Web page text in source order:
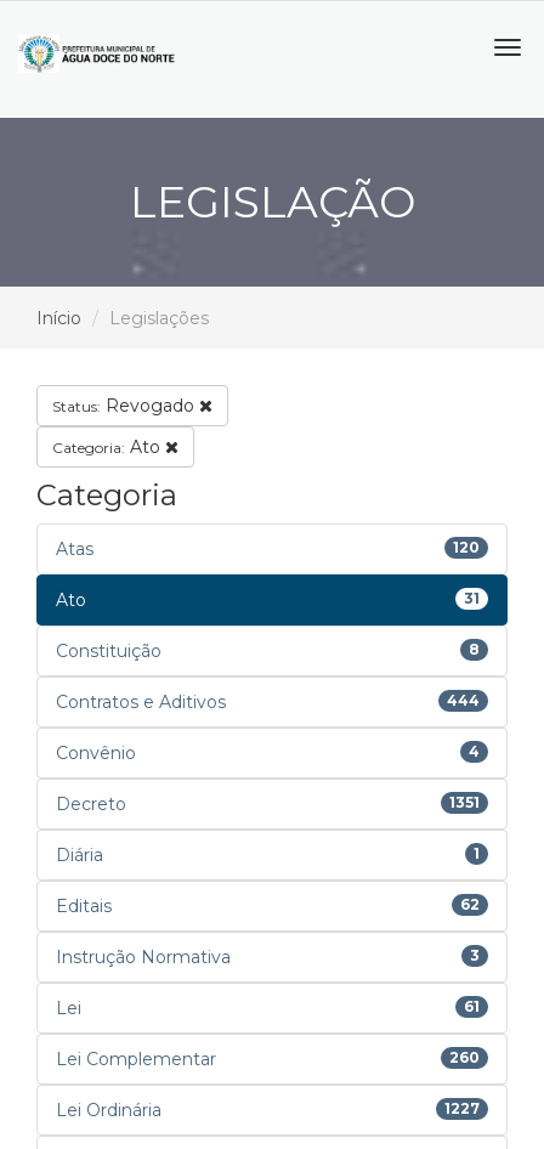
LEGISLAÇÃO
Início Legislações
Status: Revogado
Categoria: Ato
Categoria
Atas 120
Ato 31
Constituição 8
Contratos e Aditivos 444
Convênio 4
Decreto 1351
Diária 1
Editais 62
Instrução Normativa 3
Lei 61
Lei Complementar 260
Lei Ordinária 1227